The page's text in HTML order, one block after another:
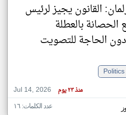
القانون يجيز لرئيس
الحصانة بالعطلة
الحاجة للتصويت
Politics
Jul 14, 2026
منذ ٢٣ يوم
عدد الكلمات: ١٦